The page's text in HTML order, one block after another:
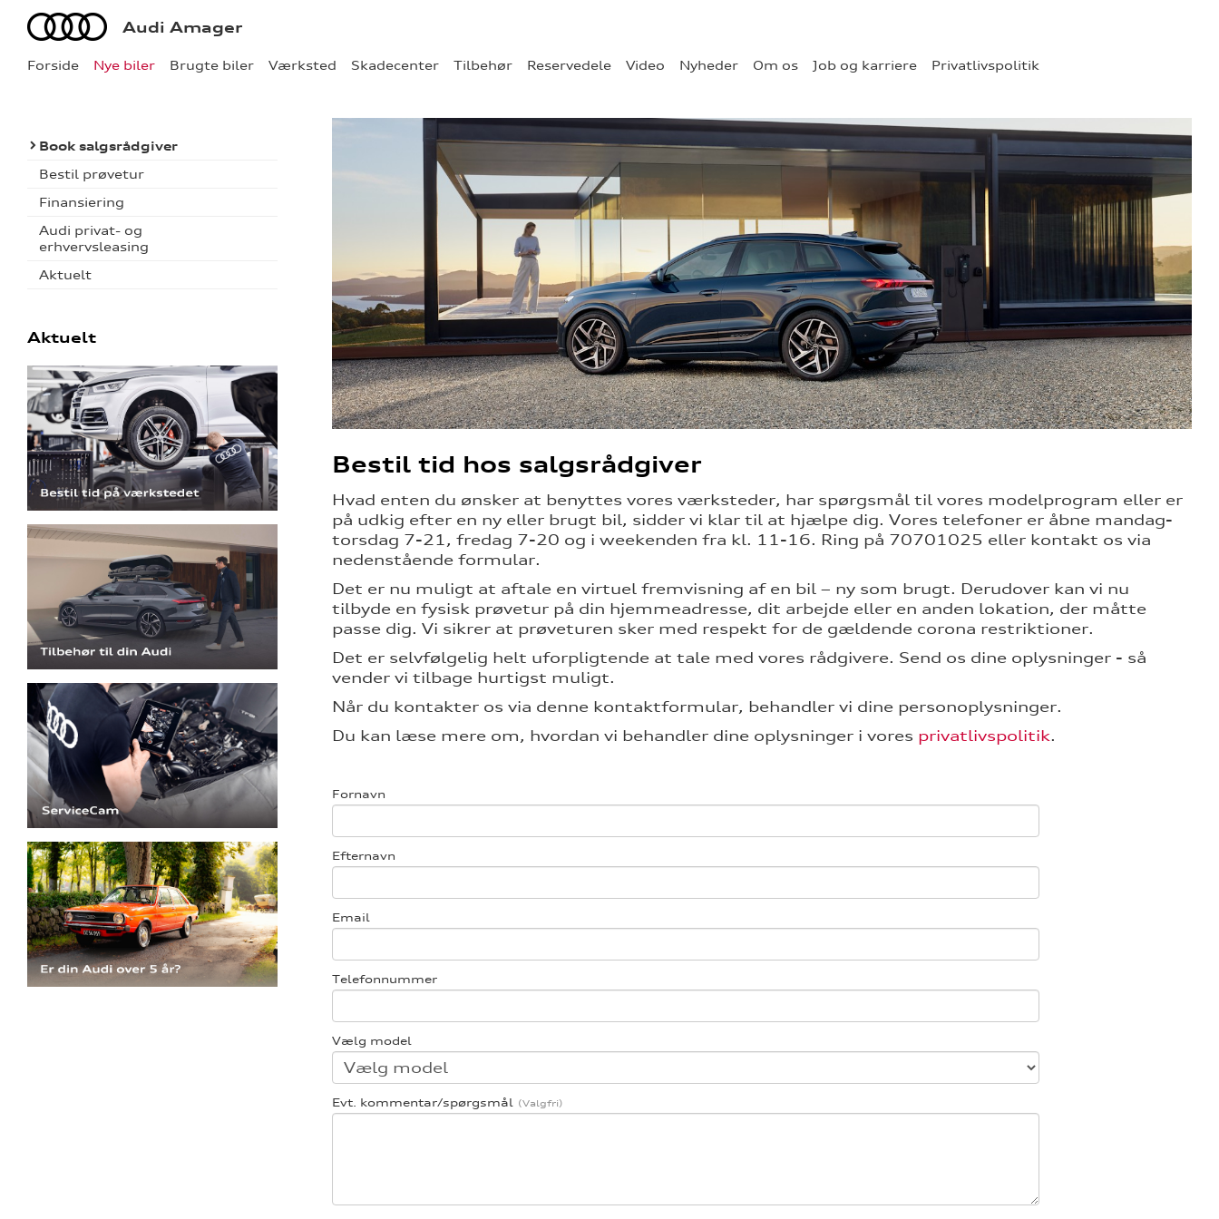
Forside Nye biler Brugte biler Værksted Skadecenter Tilbehør Reservedele Video Nyheder Om os Job og karriere Privatlivspolitik
Audi Audi Amager
Book salgsrådgiver
Bestil prøvetur
Finansiering
Audi privat- og
erhvervsleasing
Aktuelt
Aktuelt
Bestil tid hos salgsrådgiver
Hvad enten du ønsker at benyttes vores værksteder, har spørgsmål til vores modelprogram eller er
på udkig efter en ny eller brugt bil, sidder vi klar til at hjælpe dig. Vores telefoner er åbne mandag-
torsdag 7-21, fredag 7-20 og i weekenden fra kl. 11-16. Ring på 70701025 eller kontakt os via
nedenstående formular.
Det er nu muligt at aftale en virtuel fremvisning af en bil – ny som brugt. Derudover kan vi nu
tilbyde en fysisk prøvetur på din hjemmeadresse, dit arbejde eller en anden lokation, der måtte
passe dig. Vi sikrer at prøveturen sker med respekt for de gældende corona restriktioner.
Det er selvfølgelig helt uforpligtende at tale med vores rådgivere. Send os dine oplysninger - så
vender vi tilbage hurtigst muligt.
Når du kontakter os via denne kontaktformular, behandler vi dine personoplysninger.
Du kan læse mere om, hvordan vi behandler dine oplysninger i vores privatlivspolitik.
Fornavn
Efternavn
Email
Telefonnummer
Vælg model
Evt. kommentar/spørgsmål